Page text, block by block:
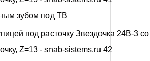
зубом под ТВ